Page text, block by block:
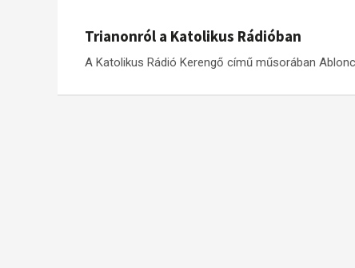
Trianonról a Katolikus Rádióban
A Katolikus Rádió Kerengő című műsorában